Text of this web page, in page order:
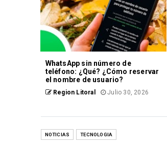
WhatsApp sin número de
teléfono: ¿Qué? ¿Cómo reservar
el nombre de usuario?
Region Litoral Julio 30, 2026
NOTICIAS TECNOLOGIA